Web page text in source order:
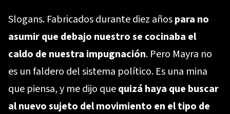
Slogans. Fabricados durante diez añospara no
asumir que debajo nuestro se cocinaba el
caldo de nuestra impugnación. Pero Mayra no
es un faldero del sistema político. Es una mina
que piensa, y me dijo quequizá haya que buscar
al nuevo sujeto del movimiento en el tipo de